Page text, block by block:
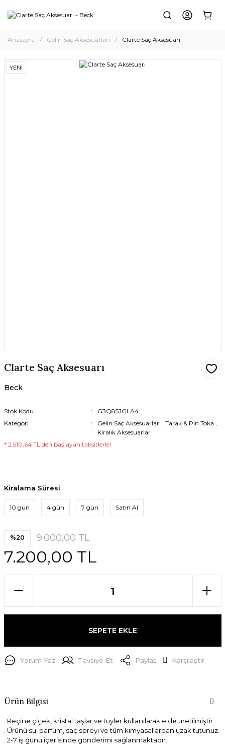
Anasayfa Gelin Saç Aksesuarları Clarte Saç Aksesuarı
YENİ
Clarte Saç Aksesuarı
Beck
Stok Kodu
G3Q85JGLA4
Kategori
Gelin Saç Aksesuarları , Tarak & Pin Toka ,
Kiralık Aksesuarlar
* 2.510,64 TL den başlayan taksitlerle!
Kiralama Süresi
10 gün 4 gün 7 gün Satın Al
%20 9.000,00 TL
7.200,00 TL
SEPETE EKLE
Yorum Yaz Tavsiye Et Paylaş Karşılaştır
Ürün Bilgisi
. Reçine çiçek, kristal taşlar ve tüyler kullanılarak elde üretilmiştir.
. Ürünü su, parfüm, saç spreyi ve tüm kimyasallardan uzak tutunuz.
. 2-7 iş günü içerisinde gönderimi sağlanmaktadır.